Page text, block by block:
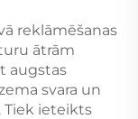
reklāmēšanas
ātrām
augstas
svara un
Tiek ieteikts